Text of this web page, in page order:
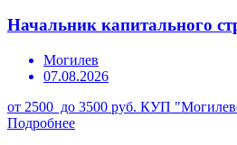
Начальник капитального
Могилев
07.08.2026
от 2500 до 3500 руб. КУП
Подробнее